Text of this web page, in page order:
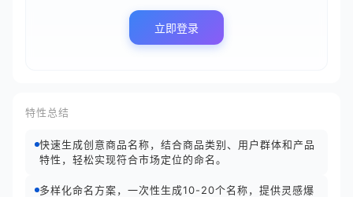
立即登录
特性总结
快速生成创意商品名称，结合商品类别、用户群体和产品
特性，轻松实现符合市场定位的命名。
多样化命名方案，一次性生成10-20个名称，提供灵感爆